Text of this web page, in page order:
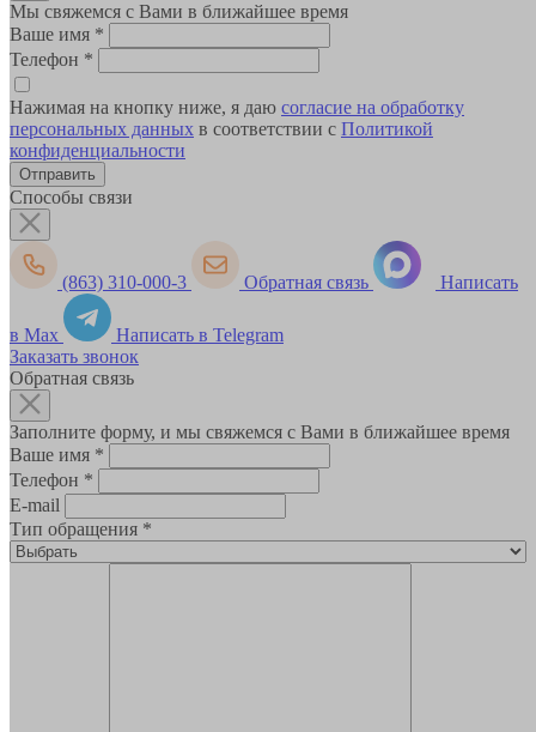
Мы свяжемся с Вами в ближайшее время
Ваше имя *
Телефон *
Нажимая на кнопку ниже, я даю согласие на обработку
персональных данных в соответствии с Политикой
конфиденциальности
Способы связи
(863) 310-000-3 Обратная связь Написать
в Max
Написать в Telegram
Заказать звонок
Обратная связь
Заполните форму, и мы свяжемся с Вами в ближайшее время
Ваше имя *
Телефон *
E-mail
Тип обращения *